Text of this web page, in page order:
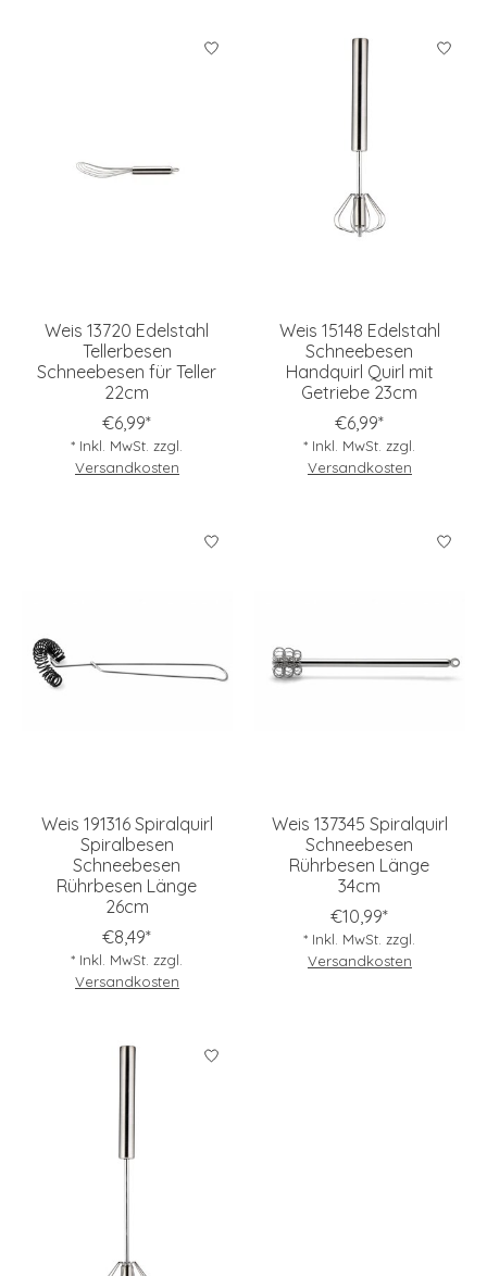
Weis 13720 Edelstahl
Tellerbesen
Schneebesen für Teller
22cm
€6,99*
* Inkl. MwSt. zzgl.
Versandkosten
Weis 15148 Edelstahl
Schneebesen
Handquirl Quirl mit
Getriebe 23cm
€6,99*
* Inkl. MwSt. zzgl.
Versandkosten
Weis 191316 Spiralquirl
Spiralbesen
Schneebesen
Rührbesen Länge
26cm
€8,49*
* Inkl. MwSt. zzgl.
Versandkosten
Weis 137345 Spiralquirl
Schneebesen
Rührbesen Länge
34cm
€10,99*
* Inkl. MwSt. zzgl.
Versandkosten